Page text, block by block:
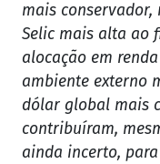
mais conservador,
Selic mais alta ao
alocação em
ambiente externo
dólar global mais
contribuíram,
ainda incerto,